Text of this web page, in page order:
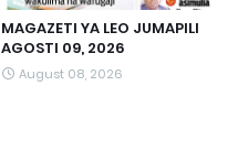
MAGAZETI YA LEO JUMAPILI
AGOSTI 09, 2026
August 08, 2026